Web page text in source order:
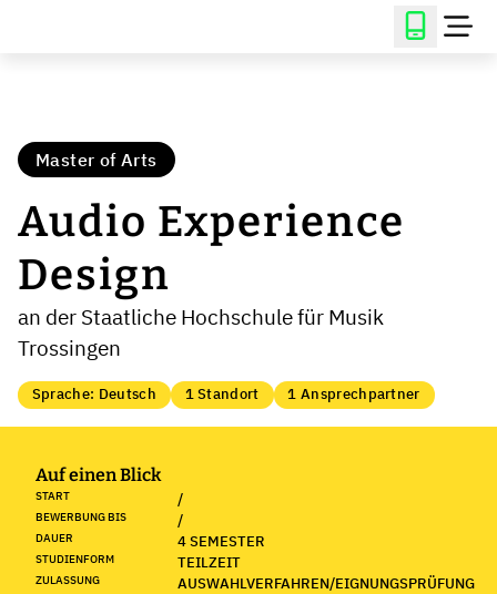
Master of Arts
Audio Experience
Design
an der Staatliche Hochschule für Musik
Trossingen
Sprache: Deutsch 1 Standort 1 Ansprechpartner
Auf einen Blick
START /
BEWERBUNG BIS /
DAUER 4 SEMESTER
STUDIENFORM TEILZEIT
ZULASSUNG AUSWAHLVERFAHREN/EIGNUNGSPRÜFUNG